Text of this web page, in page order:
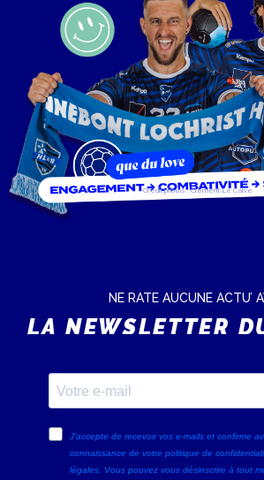
Crédit photos : Clément Le Calvé
NE RATE AUCUNE ACTU’
LA NEWSLETTER